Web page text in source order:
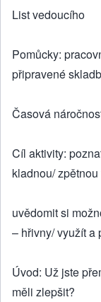
List vedoucího
Pomůcky:
připravené
Časová
Cíl aktivity:
kladnou/
uvědomit si
– hřivny/ využít a
Úvod: Už jste
měli zlepšit?